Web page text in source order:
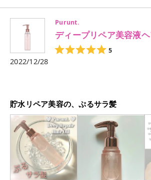
くなめらかなテクスチャーで塗りやすかっ
した使用感で保湿力はそれほど高くなかっ
もなく使いやすいと思いました ⚪使用してから日が浅く毎日使
用していないので（パッチテストでピリっ
変化はまだ感じられませんが少しずつ肌と
目は夜のスキンケアに少量使用 ✔特に敏感
くれば使用回数、使用量を少しずつ増やし
法を必ず守って使用する ❥❥❥❥❥❥❥❥❥❥❥❥❥❥
@somebymi.official_jp ❥❥❥❥❥❥❥❥❥❥❥❥❥❥ #サムバイミ
ー #レチノール #レチノールアイクリーム #スキンケア #シワ
#シミ #ハリ #ニキビ跡 #弾力 #ぷるん肌 #つるん肌 #スキンケ
アレビュー #提供品 #スキンケア好き #コスメ好き #韓国コス
メ好き
Purunt.
ディープリペア美容液
5
2022/12/28
貯水リペア美容の、ぷるサラ髪